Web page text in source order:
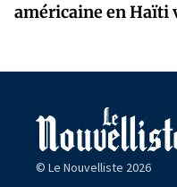
américaine en Haïti
© Le Nouvelliste 2026